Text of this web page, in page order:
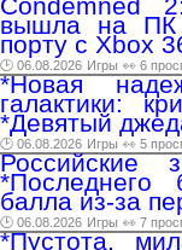
вышла на ПК
порту с Xbox
🕑 06.08.2026 Игры 👀 6
*Новая
галактики:
*Девятый
🕑 06.08.2026 Игры 👀 5
Российские
*Последнего
балла из-за
🕑 06.08.2026 Игры 👀 7
*Пустота,